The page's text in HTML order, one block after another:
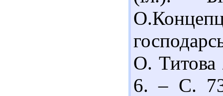
О.
6. – С.